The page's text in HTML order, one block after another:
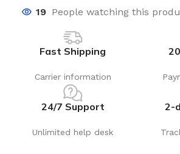
19 People watching this
Fast Shipping
Carrier information
24/7 Support
Unlimited help desk
2-